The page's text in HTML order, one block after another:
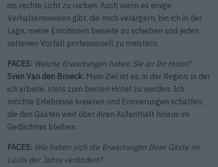
ins rechte Licht zu rücken. Auch wenn es einige
Verhaltensweisen gibt, die mich verärgern, bin ich in der
Lage, meine Emotionen beiseite zu schieben und jeden
seltenen Vorfall professionell zu meistern.
FACES: Welche Erwartungen haben Sie an Ihr Hotel?
Sven Van den Broeck: Mein Ziel ist es, in der Region, in der
ich arbeite, stets zum besten Hotel zu werden. Ich
möchte Erlebnisse kreieren und Erinnerungen schaffen,
die den Gästen weit über ihren Aufenthalt hinaus im
Gedächtnis bleiben.
FACES: Wie haben sich die Erwartungen Ihrer Gäste im
Laufe der Jahre verändert?